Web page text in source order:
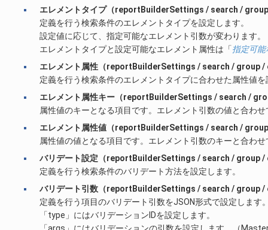
エレメントタイプ（reportBuilderSettings / search /
定義を行う検索条件のエレメントタイプを設定します。
設定値に応じて、指定可能なエレメント引数が変わります。
エレメントタイプと設定可能なエレメント属性は「指定可
エレメント属性（reportBuilderSettings / search / group /
定義を行う検索条件のエレメントタイプに合わせた属性値
エレメント属性キー（reportBuilderSettings / search /
属性値のキーとなる項目です。エレメント引数の値と合わ
エレメント属性値（reportBuilderSettings / search /
属性値の値となる項目です。エレメント引数のキーと合わ
バリデート設定（reportBuilderSettings / search / group
定義を行う検索条件のバリデート方法を設定します。
バリデート引数（reportBuilderSettings / search / group
定義を行う項目のバリデート引数をJSON形式で設定します
「type」にはバリデーションIDを設定します。
「args」にはバリデーションの引数を設定します。（